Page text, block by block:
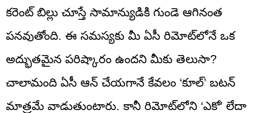
కరెంట్ బిల్లు చూస్తే సామాన్యుడికి గుండె ఆగినంత
పనవుతోంది. ఈ సమస్యకు మీ ఏసీ రిమోట్‌లోనే ఒక
అద్భుతమైన పరిష్కారం ఉందని మీకు తెలుసా?
చాలామంది ఏసీ ఆన్ చేయగానే కేవలం ‘కూల్’ బటన్
మాత్రమే వాడుతుంటారు. కానీ రిమోట్‌లోని ‘ఎకో’ లేదా